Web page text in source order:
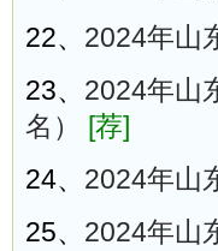
22、 2024年山
23、 2024年山
名）
[荐]
24、 2024年山
25、 2024年山